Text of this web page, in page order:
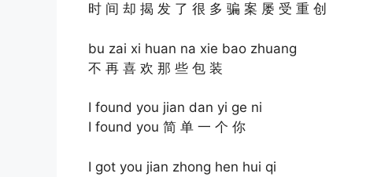
时 间 却 揭 发 了 很 多 骗 案 屡 受 重 创
bu zai xi huan na xie bao zhuang
不 再 喜 欢 那 些 包 装
I found you jian dan yi ge ni
I found you 简 单 一 个 你
I got you jian zhong hen hui qi